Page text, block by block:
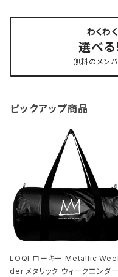
わくわ
選べる
無料のメン
ピックアップ商品
LOQI ローキー Metallic
der メタリック ウィークエンダ